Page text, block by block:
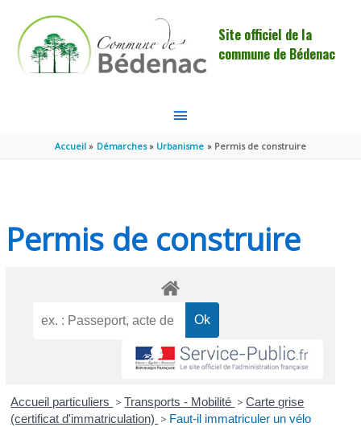
Site officiel de la
commune de Bédenac
MENU
PRINCIPAL
Accueil Démarches Urbanisme Permis de construire
Permis de construire
Accueil particuliers > Transports - Mobilité > Carte grise
(certificat d'immatriculation) > Faut-il immatriculer un vélo